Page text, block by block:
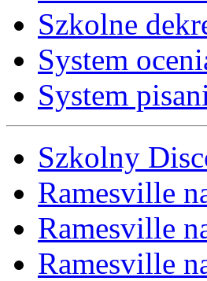
Szkolne
System
System
Szkolny
Ramesville
Ramesville
Ramesville